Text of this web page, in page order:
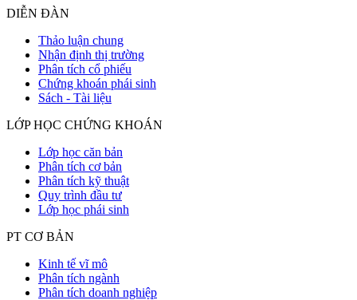
DIỄN ĐÀN
Thảo luận chung
Nhận định thị trường
Phân tích cổ phiếu
Chứng khoán phái sinh
Sách - Tài liệu
LỚP HỌC CHỨNG KHOÁN
Lớp học căn bản
Phân tích cơ bản
Phân tích kỹ thuật
Quy trình đầu tư
Lớp học phái sinh
PT CƠ BẢN
Kinh tế vĩ mô
Phân tích ngành
Phân tích doanh nghiệp